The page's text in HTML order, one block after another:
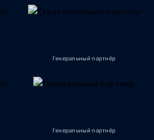
Генеральный партнёр
Генеральный партнёр